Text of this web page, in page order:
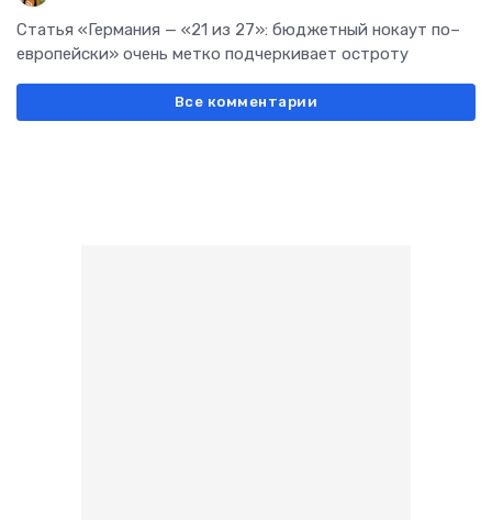
Статья «Германия — «21 из 27»: бюджетный нокаут по–
европейски» очень метко подчеркивает остроту
Все комментарии